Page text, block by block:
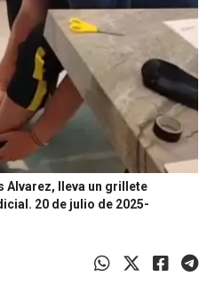
Alvarez, lleva un grillete
20 de julio de 2025-